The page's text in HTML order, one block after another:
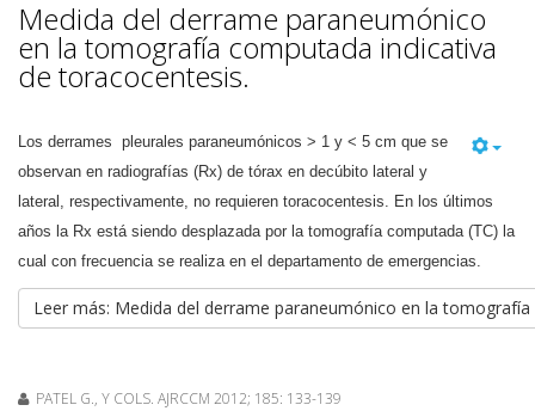
Medida del derrame paraneumónico
en la tomografía computada indicativa
de toracocentesis.
Los derrames pleurales paraneumónicos > 1 y < 5 cm que se
observan en radiografías (Rx) de tórax en decúbito lateral y
lateral, respectivamente, no requieren toracocentesis. En los últimos
años la Rx está siendo desplazada por la tomografía computada (TC) la
cual con frecuencia se realiza en el departamento de emergencias.
Leer más: Medida del derrame paraneumónico en la
PATEL G., Y COLS. AJRCCM 2012; 185: 133-139